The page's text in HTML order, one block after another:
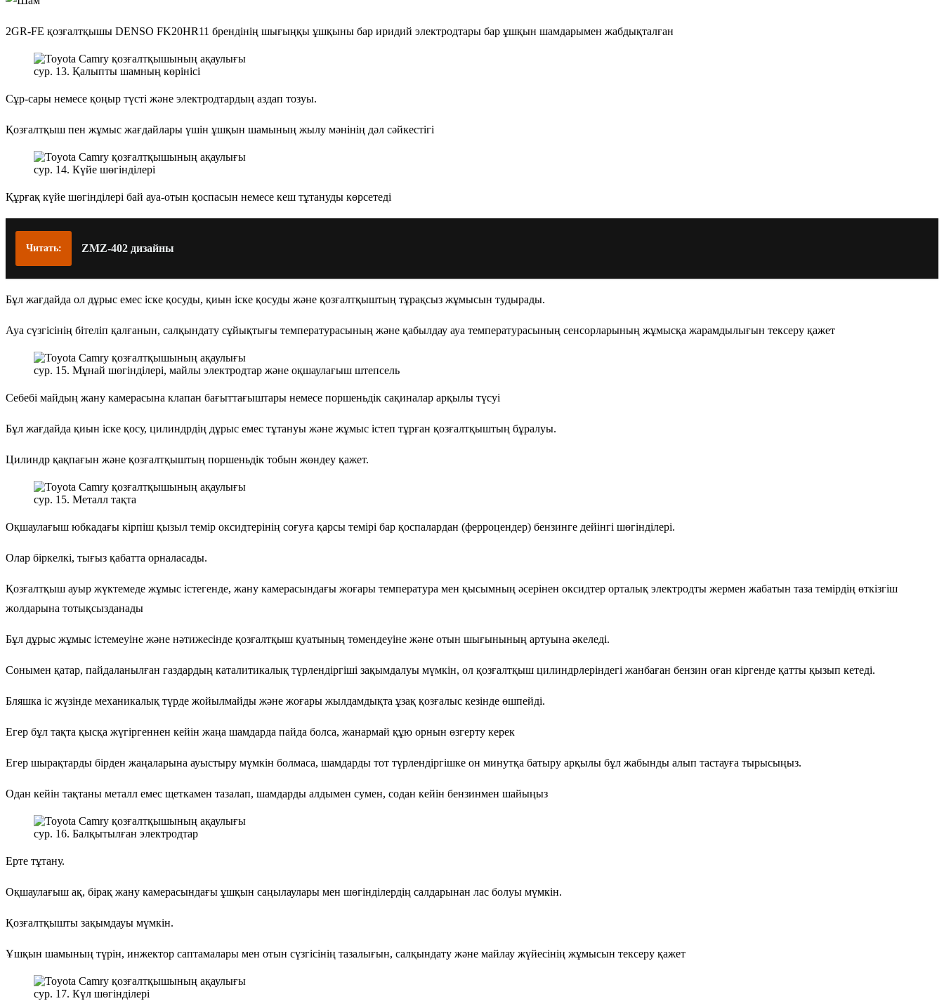
2GR-FE қозғалтқышы DENSO FK20HR11 брендінің шығыңқы ұшқыны бар иридий электродтары бар ұшқын шамдарымен жабдықталған
сур. 13. Қалыпты шамның көрінісі
Сұр-сары немесе қоңыр түсті және электродтардың аздап тозуы.
Қозғалтқыш пен жұмыс жағдайлары үшін ұшқын шамының жылу мәнінің дәл сәйкестігі
сур. 14. Күйе шөгінділері
Құрғақ күйе шөгінділері бай ауа-отын қоспасын немесе кеш тұтануды көрсетеді
Читать: ZMZ-402 дизайны
Бұл жағдайда ол дұрыс емес іске қосуды, қиын іске қосуды және қозғалтқыштың тұрақсыз жұмысын тудырады.
Ауа сүзгісінің бітеліп қалғанын, салқындату сұйықтығы температурасының және қабылдау ауа температурасының сенсорларының жұмысқа жарамдылығын тексеру қажет
сур. 15. Мұнай шөгінділері, майлы электродтар және оқшаулағыш штепсель
Себебі майдың жану камерасына клапан бағыттағыштары немесе поршеньдік сақиналар арқылы түсуі
Бұл жағдайда қиын іске қосу, цилиндрдің дұрыс емес тұтануы және жұмыс істеп тұрған қозғалтқыштың бұралуы.
Цилиндр қақпағын және қозғалтқыштың поршеньдік тобын жөндеу қажет.
сур. 15. Металл тақта
Оқшаулағыш юбкадағы кірпіш қызыл темір оксидтерінің соғуға қарсы темірі бар қоспалардан (ферроцендер) бензинге дейінгі шөгінділері.
Олар біркелкі, тығыз қабатта орналасады.
Қозғалтқыш ауыр жүктемеде жұмыс істегенде, жану камерасындағы жоғары температура мен қысымның әсерінен оксидтер орталық электродты жермен жабатын таза темірдің өткізгіш
жолдарына тотықсызданады
Бұл дұрыс жұмыс істемеуіне және нәтижесінде қозғалтқыш қуатының төмендеуіне және отын шығынының артуына әкеледі.
Сонымен қатар, пайдаланылған газдардың каталитикалық түрлендіргіші зақымдалуы мүмкін, ол қозғалтқыш цилиндрлеріндегі жанбаған бензин оған кіргенде қатты қызып кетеді.
Бляшка іс жүзінде механикалық түрде жойылмайды және жоғары жылдамдықта ұзақ қозғалыс кезінде өшпейді.
Егер бұл тақта қысқа жүгіргеннен кейін жаңа шамдарда пайда болса, жанармай құю орнын өзгерту керек
Егер шырақтарды бірден жаңаларына ауыстыру мүмкін болмаса, шамдарды тот түрлендіргішке он минутқа батыру арқылы бұл жабынды алып тастауға тырысыңыз.
Одан кейін тақтаны металл емес щеткамен тазалап, шамдарды алдымен сумен, содан кейін бензинмен шайыңыз
сур. 16. Балқытылған электродтар
Ерте тұтану.
Оқшаулағыш ақ, бірақ жану камерасындағы ұшқын саңылаулары мен шөгінділердің салдарынан лас болуы мүмкін.
Қозғалтқышты зақымдауы мүмкін.
Ұшқын шамының түрін, инжектор саптамалары мен отын сүзгісінің тазалығын, салқындату және майлау жүйесінің жұмысын тексеру қажет
сур. 17. Күл шөгінділері